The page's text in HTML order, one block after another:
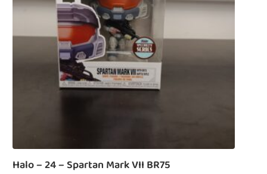
Halo – 24 – Spartan Mark VII BR75